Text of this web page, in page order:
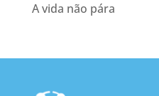
A vida não pára